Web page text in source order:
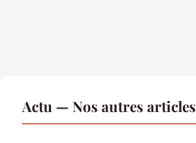
Actu — Nos autres articles